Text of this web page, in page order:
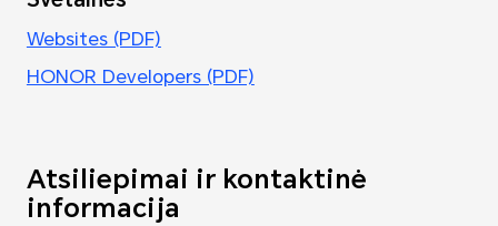
Websites (PDF)
HONOR Developers (PDF)
Atsiliepimai ir kontaktinė
informacija